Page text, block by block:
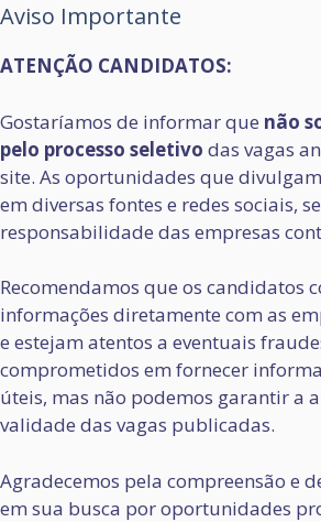
Aviso Importante
ATENÇÃO CANDIDATOS:
Gostaríamos de informar que não
pelo processo seletivo das vagas
site. As oportunidades que
em diversas fontes e redes sociais,
responsabilidade das empresas
Recomendamos que os candidatos
informações diretamente com as
e estejam atentos a eventuais
comprometidos em fornecer
úteis, mas não podemos garantir a
validade das vagas publicadas.
Agradecemos pela compreensão e
em sua busca por oportunidades